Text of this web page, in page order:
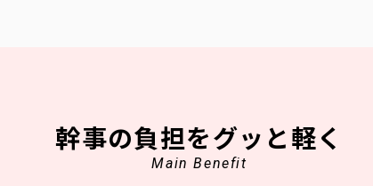
幹事の負担をグッと軽く
Main Benefit